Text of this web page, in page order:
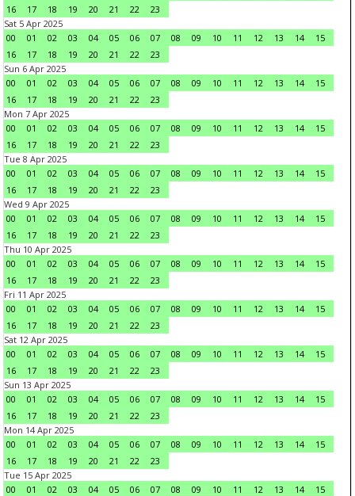
16
17 18 19 20 21 22
23
Sat 5 Apr 2025
00
01 02 03 04 05 06 07 08 09 10 11 12 13 14
15
16
17 18 19 20 21 22
23
Sun 6 Apr 2025
00
01 02 03 04 05 06 07 08 09 10 11 12 13 14
15
16
17 18 19 20 21 22
23
Mon 7 Apr 2025
00
01 02 03 04 05 06 07 08 09 10 11 12 13 14
15
16
17 18 19 20 21 22
23
Tue 8 Apr 2025
00
01 02 03 04 05 06 07 08 09 10 11 12 13 14
15
16
17 18 19 20 21 22
23
Wed 9 Apr 2025
00
01 02 03 04 05 06 07 08 09 10 11 12 13 14
15
16
17 18 19 20 21 22
23
Thu 10 Apr 2025
00
01 02 03 04 05 06 07 08 09 10 11 12 13 14
15
16
17 18 19 20 21 22
23
Fri 11 Apr 2025
00
01 02 03 04 05 06 07 08 09 10 11 12 13 14
15
16
17 18 19 20 21 22
23
Sat 12 Apr 2025
00
01 02 03 04 05 06 07 08 09 10 11 12 13 14
15
16
17 18 19 20 21 22
23
Sun 13 Apr 2025
00
01 02 03 04 05 06 07 08 09 10 11 12 13 14
15
16
17 18 19 20 21 22
23
Mon 14 Apr 2025
00
01 02 03 04 05 06 07 08 09 10 11 12 13 14
15
16
17 18 19 20 21 22
23
Tue 15 Apr 2025
00
01 02 03 04 05 06 07 08 09 10 11 12 13 14
15